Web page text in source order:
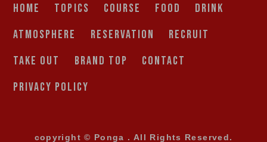
HOME TOPICS COURSE FOOD
DRINK
ATMOSPHERE
RESERVATION
RECRUIT
TAKE OUT
BRAND TOP
CONTACT
PRIVACY POLICY
copyright © Ponga . All Rights Reserved.